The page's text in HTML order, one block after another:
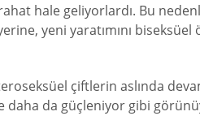
hale geliyorlardı. Bu
yeni yaratımını
çiftlerin aslında
daha da güçleniyor gibi